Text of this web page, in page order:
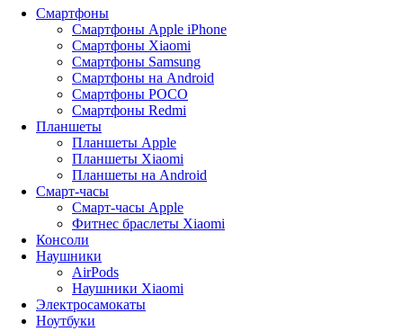
Смартфоны
Смартфоны Apple iPhone
Смартфоны Хiaomi
Смартфоны Samsung
Смартфоны на Android
Смартфоны POCO
Смартфоны Redmi
Планшеты
Планшеты Apple
Планшеты Xiaomi
Планшеты на Android
Смарт-часы
Смарт-часы Apple
Фитнес браслеты Xiaomi
Консоли
Наушники
AirPods
Наушники Xiaomi
Электросамокаты
Ноутбуки